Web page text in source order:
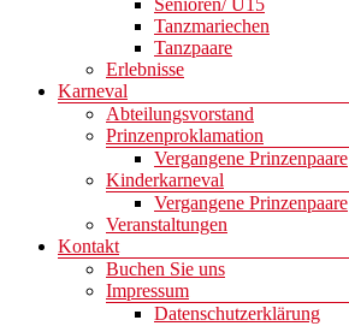
Senioren/ Ü15
Tanzmariechen
Tanzpaare
Erlebnisse
Karneval
Abteilungsvorstand
Prinzenproklamation
Vergangene Prinzenpaare
Kinderkarneval
Vergangene Prinzenpaare
Veranstaltungen
Kontakt
Buchen Sie uns
Impressum
Datenschutzerklärung